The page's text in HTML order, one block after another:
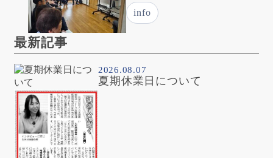
info
最新記事
2026.08.07
夏期休業日について